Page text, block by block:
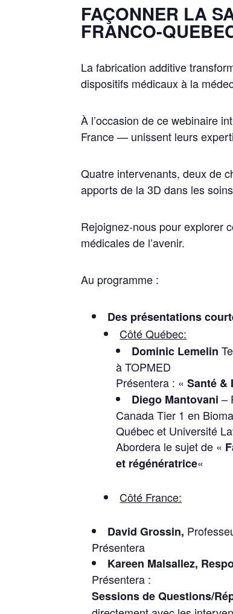
FAÇONNER LA
FRANCO-
La fabrication additive
dispositifs médicaux à la
À l’occasion de ce webinaire
France — unissent leurs
Quatre intervenants, deux de
apports de la 3D dans les
Rejoignez-nous pour explorer
médicales de l’avenir.
Au programme :
Des présentations
Côté Québec:
Dominic Lemelin
à TOPMED
Présentera : «Santé &
Diego Mantovani –
Canada Tier 1 en
Québec et Université
Abordera le sujet de «
et régénératrice«
Côté France:
David Grossin,
Présentera
Kareen Malsallez,
Présentera :
Sessions de Questions/